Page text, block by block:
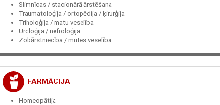
Slimnīcas / stacionārā ārstēšana
Traumatoloģija / ortopēdija / ķirurģija
Triholoģija / matu veselība
Uroloģija / nefroloģija
Zobārstniecība / mutes veselība
FARMĀCIJA
Homeopātija